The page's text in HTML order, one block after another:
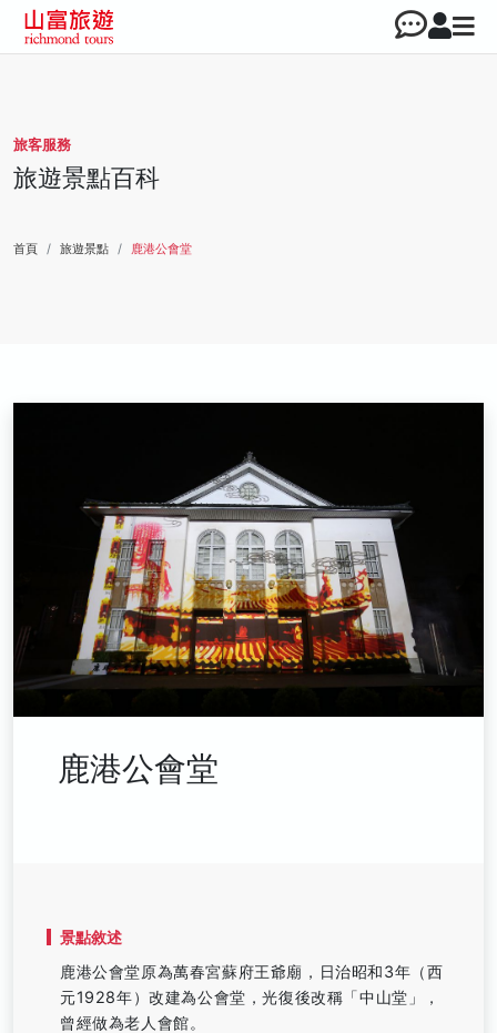
旅客服務
旅遊景點百科
首頁 旅遊景點 鹿港公會堂
鹿港公會堂
景點敘述
鹿港公會堂原為萬春宮蘇府王爺廟，日治昭和3年（西
元1928年）改建為公會堂，光復後改稱「中山堂」，
曾經做為老人會館。